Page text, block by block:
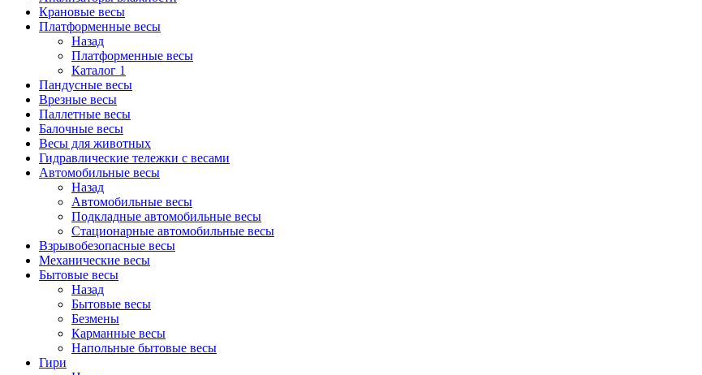
Крановые весы
Платформенные весы
Назад
Платформенные весы
Каталог 1
Пандусные весы
Врезные весы
Паллетные весы
Балочные весы
Весы для животных
Гидравлические тележки с весами
Автомобильные весы
Назад
Автомобильные весы
Подкладные автомобильные весы
Стационарные автомобильные весы
Взрывобезопасные весы
Механические весы
Бытовые весы
Назад
Бытовые весы
Безмены
Карманные весы
Напольные бытовые весы
Гири